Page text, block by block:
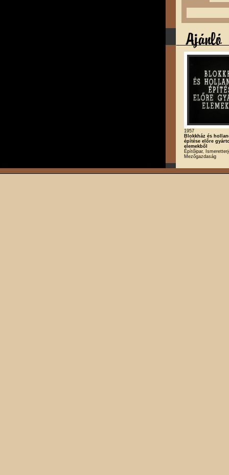
1957
Blokkház és
építése előre
elemekből
Építőipar,
Mezőgazdaság